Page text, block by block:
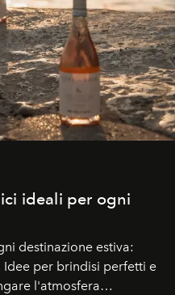
ideali per ogni
destinazione estiva:
Idee per brindisi perfetti e
l'atmosfera